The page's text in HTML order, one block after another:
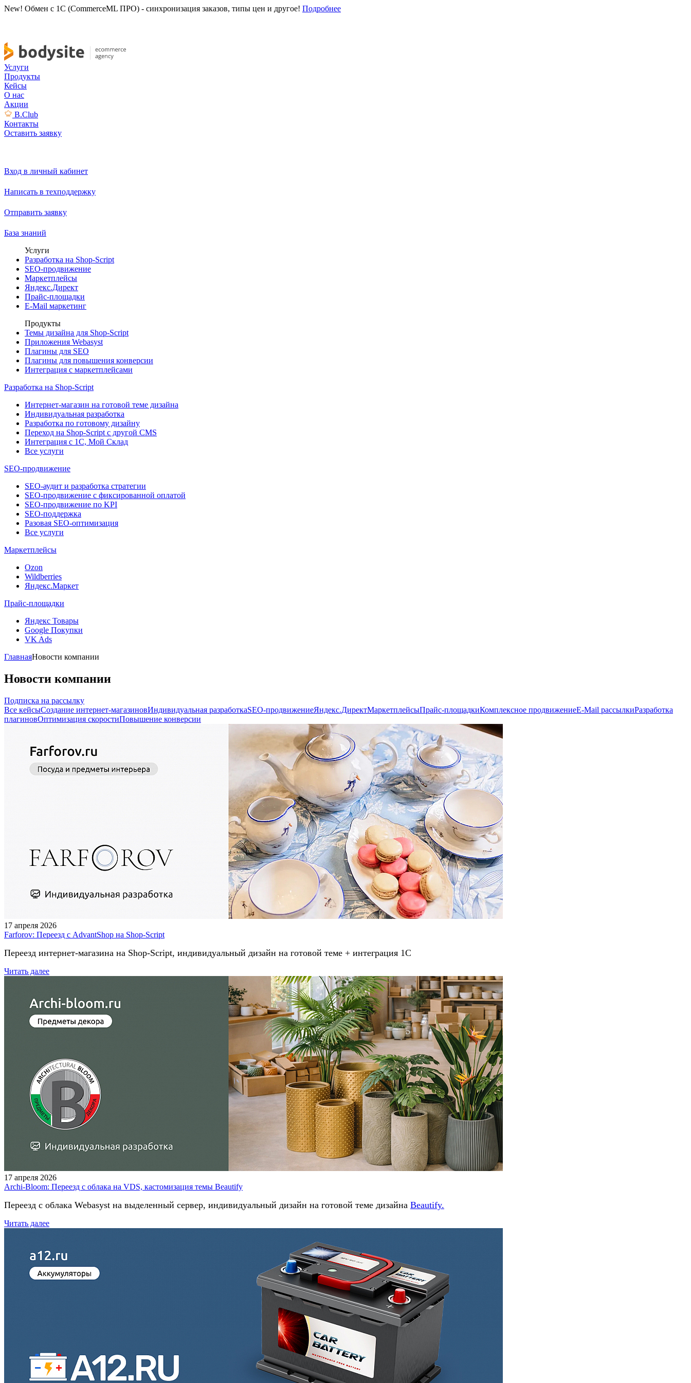
New! Обмен с 1С (CommerceML ПРО) - синхронизация заказов, типы цен и другое! Подробнее
Услуги
Продукты
Кейсы
О нас
Акции
B.Club
Контакты
Оставить заявку
Вход в личный кабинет
Написать в техподдержку
Отправить заявку
База знаний
Услуги
Разработка на Shop-Script
SEO-продвижение
Маркетплейсы
Яндекс.Директ
Прайс-площадки
E-Mail маркетинг
Продукты
Темы дизайна для Shop-Script
Приложения Webasyst
Плагины для SEO
Плагины для повышения конверсии
Интеграция с маркетплейсами
Разработка на Shop-Script
Интернет-магазин на готовой теме дизайна
Индивидуальная разработка
Разработка по готовому дизайну
Переход на Shop-Script с другой CMS
Интеграция с 1С, Мой Склад
Все услуги
SEO-продвижение
SEO-аудит и разработка стратегии
SEO-продвижение с фиксированной оплатой
SEO-продвижение по KPI
SEO-поддержка
Разовая SEO-оптимизация
Все услуги
Маркетплейсы
Ozon
Wildberries
Яндекс.Маркет
Прайс-площадки
Яндекс Товары
Google Покупки
VK Ads
ГлавнаяНовости компании
Новости компании
Подписка на рассылку
Все кейсыСоздание интернет-магазиновИндивидуальная разработкаSEO-продвижениеЯндекс.ДиректМаркетплейсыПрайс-площадкиКомплексное продвижениеE-Mail рассылкиРазработка
плагиновОптимизация скоростиПовышение конверсии
17 апреля 2026
Farforov: Переезд с AdvantShop на Shop-Script
Переезд интернет-магазина на Shop-Script, индивидуальный дизайн на готовой теме + интеграция 1С
Читать далее
17 апреля 2026
Archi-Bloom: Переезд с облака на VDS, кастомизация темы Beautify
Переезд с облака Webasyst на выделенный сервер, индивидуальный дизайн на готовой теме дизайна Beautify.
Читать далее